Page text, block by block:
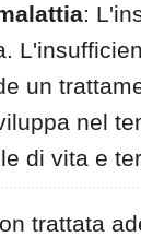
:
un
nel
di vita e
trattata